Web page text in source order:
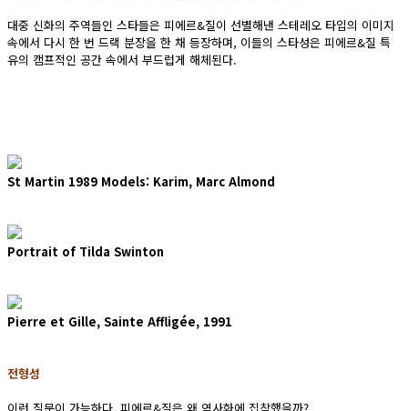
대중 신화의 주역들인 스타들은 피에르&질이 선별해낸 스테레오 타입의 이미지
속에서 다시 한 번 드랙 분장을 한 채 등장하며, 이들의 스타성은 피에르&질 특
유의 캠프적인 공간 속에서 부드럽게 해체된다.
St Martin 1989 Models: Karim, Marc Almond
Portrait of Tilda Swinton
Pierre et Gille, Sainte Affligée, 1991
전형성